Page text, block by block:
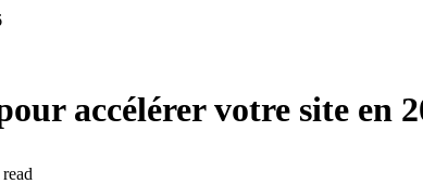
accélérer votre site en